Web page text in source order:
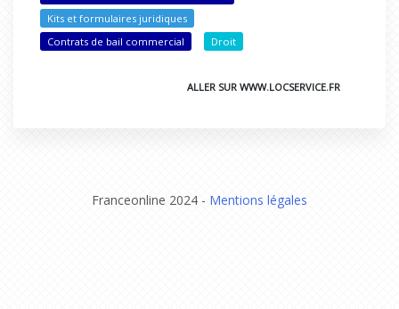
Kits et formulaires juridiques
Contrats de bail commercial
Droit
ALLER SUR WWW.LOCSERVICE.FR
Franceonline 2024 - Mentions légales